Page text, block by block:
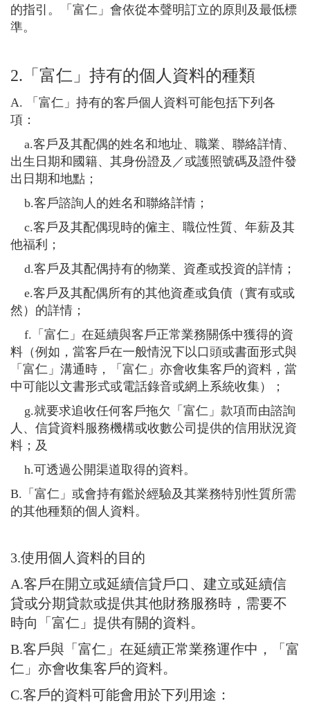
的指引。「富仁」會依從本聲明訂立的原則及最低標
準。
2.「富仁」持有的個人資料的種類
A. 「富仁」持有的客戶個人資料可能包括下列各
項：
a.客戶及其配偶的姓名和地址、職業、聯絡詳情、
出生日期和國籍、其身份證及／或護照號碼及證件發
出日期和地點；
b.客戶諮詢人的姓名和聯絡詳情；
c.客戶及其配偶現時的僱主、職位性質、年薪及其
他福利；
d.客戶及其配偶持有的物業、資產或投資的詳情；
e.客戶及其配偶所有的其他資產或負債（實有或或
然）的詳情；
f.「富仁」在延續與客戶正常業務關係中獲得的資
料（例如，當客戶在一般情況下以口頭或書面形式與
「富仁」溝通時，「富仁」亦會收集客戶的資料，當
中可能以文書形式或電話錄音或網上系統收集）；
g.就要求追收任何客戶拖欠「富仁」款項而由諮詢
人、信貸資料服務機構或收數公司提供的信用狀況資
料；及
h.可透過公開渠道取得的資料。
B.「富仁」或會持有鑑於經驗及其業務特別性質所需
的其他種類的個人資料。
3.使用個人資料的目的
A.客戶在開立或延續信貸戶口、建立或延續信
貸或分期貸款或提供其他財務服務時，需要不
時向「富仁」提供有關的資料。
B.客戶與「富仁」在延續正常業務運作中，「富
仁」亦會收集客戶的資料。
C.客戶的資料可能會用於下列用途：